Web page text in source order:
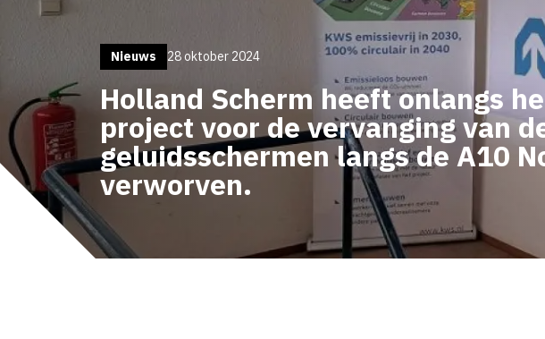
Nieuws 28 oktober 2024
Holland Scherm heeft onlangs
project voor de vervanging van
geluidsschermen langs de A10
verworven.